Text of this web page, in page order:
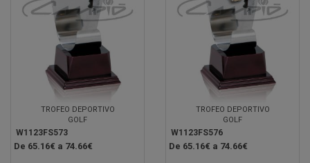
TROFEO DEPORTIVO
GOLF
W1123FS573
De 65.16€ a 74.66€
TROFEO DEPORTIVO
GOLF
W1123FS576
De 65.16€ a 74.66€